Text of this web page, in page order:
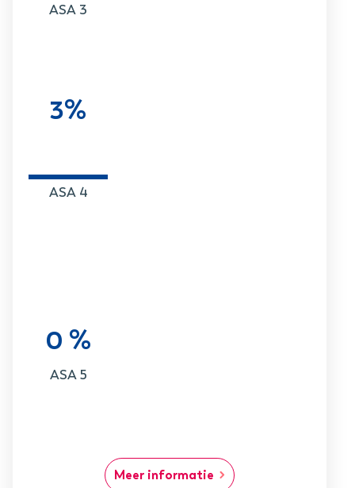
ASA 3
3%
ASA 4
0 %
ASA 5
Meer informatie